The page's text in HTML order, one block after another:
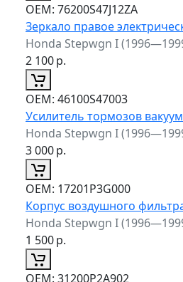
ОЕМ: 76200S47J12ZA
Зеркало правое
Honda Stepwgn I
2 100р.
ОЕМ: 46100S47003
Усилитель тормозов
Honda Stepwgn I
3 000р.
ОЕМ: 17201P3G000
Корпус воздушного
Honda Stepwgn I
1 500р.
ОЕМ: 31200P2A902